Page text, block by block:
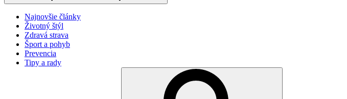
Najnovšie články
Životný štýl
Zdravá strava
Šport a pohyb
Prevencia
Tipy a rady